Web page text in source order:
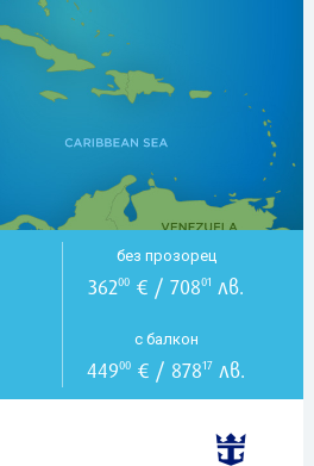
без прозорец
36200 € / 70801 лв.
с балкон
44900 € / 87817 лв.